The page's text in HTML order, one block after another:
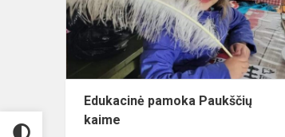
Edukacinė pamoka Paukščių
kaime